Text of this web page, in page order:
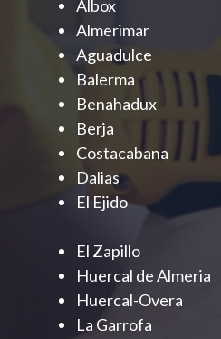
Albox
Almerimar
Aguadulce
Balerma
Benahadux
Berja
Costacabana
Dalias
El Ejido
El Zapillo
Huercal de Almeria
Huercal-Overa
La Garrofa